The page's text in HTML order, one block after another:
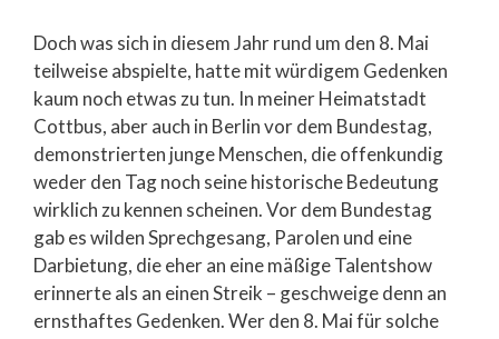
Doch was sich in diesem Jahr rund um den 8. Mai
teilweise abspielte, hatte mit würdigem Gedenken
kaum noch etwas zu tun. In meiner Heimatstadt
Cottbus, aber auch in Berlin vor dem Bundestag,
demonstrierten junge Menschen, die offenkundig
weder den Tag noch seine historische Bedeutung
wirklich zu kennen scheinen. Vor dem Bundestag
gab es wilden Sprechgesang, Parolen und eine
Darbietung, die eher an eine mäßige Talentshow
erinnerte als an einen Streik – geschweige denn an
ernsthaftes Gedenken. Wer den 8. Mai für solche